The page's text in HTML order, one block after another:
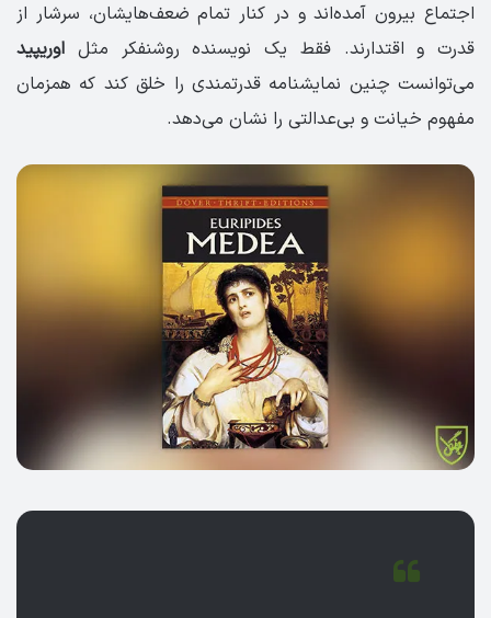
اجتماع بیرون آمده‌اند و در کنار تمام ضعف‌هایشان، سرشار از
قدرت و اقتدارند. فقط یک نویسنده روشنفکر مثل اوریپید
می‌توانست چنین نمایشنامه قدرتمندی را خلق کند که همزمان
مفهوم خیانت و بی‌عدالتی را نشان می‌دهد.